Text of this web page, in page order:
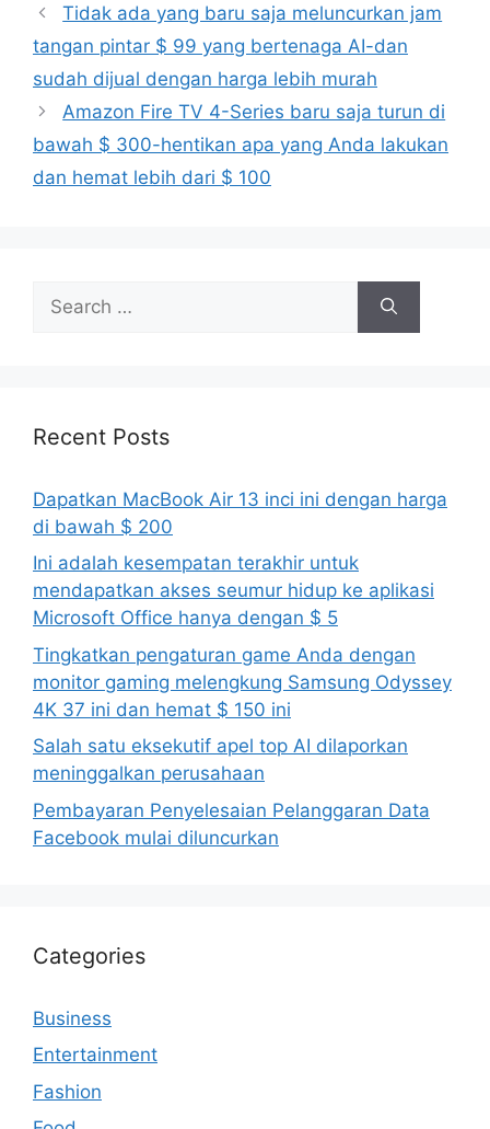
Tidak ada yang baru saja meluncurkan jam
tangan pintar $ 99 yang bertenaga AI-dan
sudah dijual dengan harga lebih murah
Amazon Fire TV 4-Series baru saja turun di
bawah $ 300-hentikan apa yang Anda lakukan
dan hemat lebih dari $ 100
for:
Recent Posts
Dapatkan MacBook Air 13 inci ini dengan harga
di bawah $ 200
Ini adalah kesempatan terakhir untuk
mendapatkan akses seumur hidup ke aplikasi
Microsoft Office hanya dengan $ 5
Tingkatkan pengaturan game Anda dengan
monitor gaming melengkung Samsung Odyssey
4K 37 ini dan hemat $ 150 ini
Salah satu eksekutif apel top AI dilaporkan
meninggalkan perusahaan
Pembayaran Penyelesaian Pelanggaran Data
Facebook mulai diluncurkan
Categories
Business
Entertainment
Fashion